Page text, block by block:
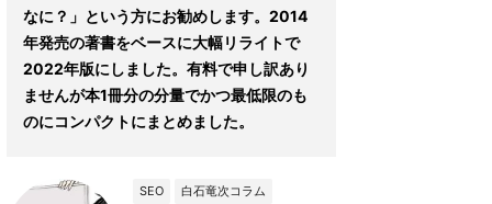
なに？」という方にお勧めします。2014
年発売の著書をベースに大幅リライトで
2022年版にしました。有料で申し訳あり
ませんが本1冊分の分量でかつ最低限のも
のにコンパクトにまとめました。
SEO 白石竜次コラム